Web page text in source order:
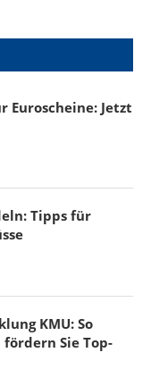
Euroscheine: Jetzt
Tipps für
KMU: So
Sie Top-